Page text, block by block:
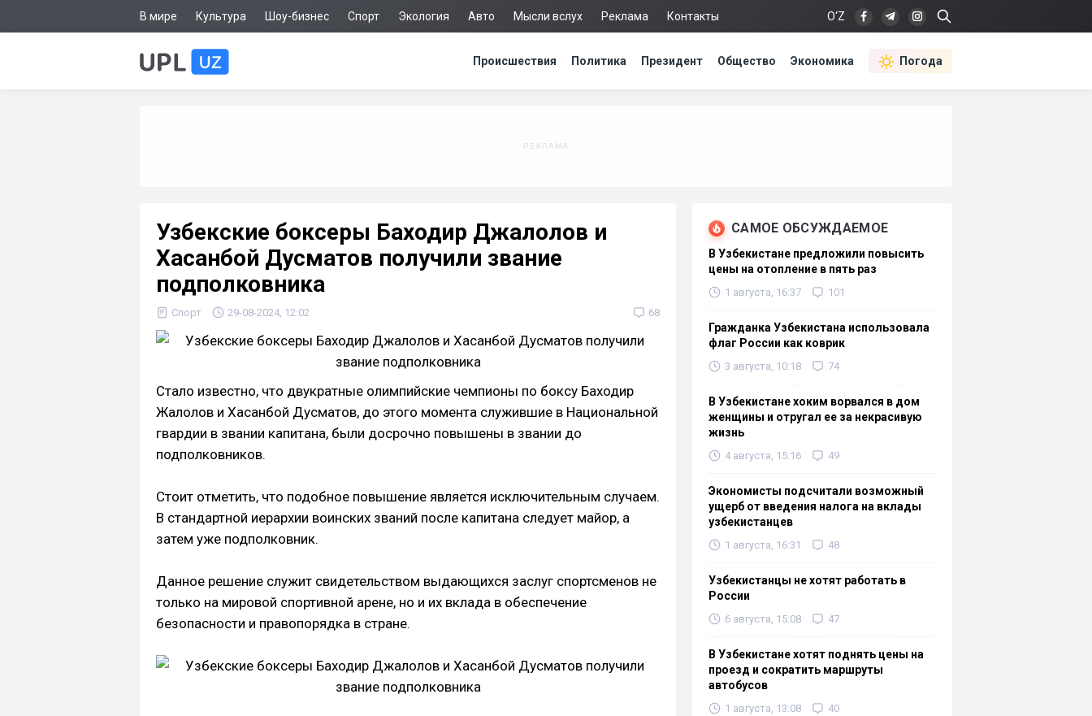
В мире Культура Шоу-бизнес Спорт Экология Авто Мысли вслух Реклама Контакты O‘Z
Происшествия Политика Президент Общество Экономика Погода
Узбекские боксеры Баходир Джалолов и
Хасанбой Дусматов получили звание
подполковника
Спорт 29-08-2024, 12:02 68
Стало известно, что двукратные олимпийские чемпионы по боксу Баходир
Жалолов и Хасанбой Дусматов, до этого момента служившие в Национальной
гвардии в звании капитана, были досрочно повышены в звании до
подполковников.
Стоит отметить, что подобное повышение является исключительным случаем.
В стандартной иерархии воинских званий после капитана следует майор, а
затем уже подполковник.
Данное решение служит свидетельством выдающихся заслуг спортсменов не
только на мировой спортивной арене, но и их вклада в обеспечение
безопасности и правопорядка в стране.
САМОЕ ОБСУЖДАЕМОЕ
В Узбекистане предложили повысить
цены на отопление в пять раз
1 августа, 16:37 101
Гражданка Узбекистана использовала
флаг России как коврик
3 августа, 10:18 74
В Узбекистане хоким ворвался в дом
женщины и отругал ее за некрасивую
жизнь
4 августа, 15:16 49
Экономисты подсчитали возможный
ущерб от введения налога на вклады
узбекистанцев
1 августа, 16:31 48
Узбекистанцы не хотят работать в
России
6 августа, 15:08 47
В Узбекистане хотят поднять цены на
проезд и сократить маршруты
автобусов
1 августа, 13:08 40